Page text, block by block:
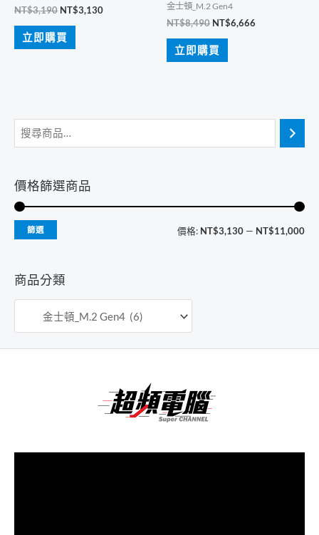
價格篩選商品
最
最
篩選 價格: NT$3,130 — NT$11,000
商品分類
NT$3,190 原
價
格：
NT$3,130目
立即購買
金士頓_M.2 Gen4
NT$8,490 原
價
格：
NT$6,666
立即購買